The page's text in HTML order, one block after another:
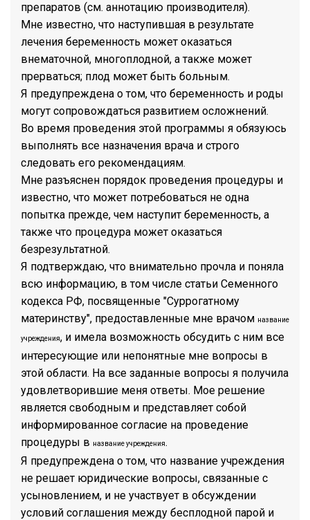
препаратов (см. аннотацию производителя).
Мне известно, что наступившая в результате
лечения беременность может оказаться
внематочной, многоплодной, а также может
прерваться; плод может быть больным.
Я предупреждена о том, что беременность и роды
могут сопровождаться развитием осложнений.
Во время проведения этой программы я обязуюсь
выполнять все назначения врача и строго
следовать его рекомендациям.
Мне разъяснен порядок проведения процедуры и
известно, что может потребоваться не одна
попытка прежде, чем наступит беременность, а
также что процедура может оказаться
безрезультатной.
Я подтверждаю, что внимательно прочла и поняла
всю информацию, в том числе статьи Семенного
кодекса РФ, посвященные "Суррогатному
материнству", предоставленные мне врачом название
учреждения, и имела возможность обсудить с ним все
интересующие или непонятные мне вопросы в
этой области. На все заданные вопросы я получила
удовлетворившие меня ответы. Мое решение
является свободным и представляет собой
информированное согласие на проведение
процедуры в название учреждения.
Я предупреждена о том, что название учреждения
не решает юридические вопросы, связанные с
усыновлением, и не участвует в обсуждении
условий соглашения между бесплодной парой и